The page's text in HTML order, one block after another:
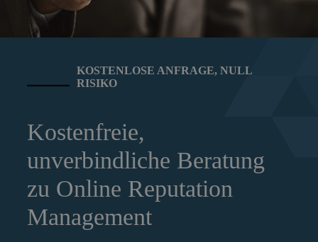
KOSTENLOSE ANFRAGE, NULL
RISIKO
Kostenfreie,
unverbindliche Beratung
zu Online Reputation
Management